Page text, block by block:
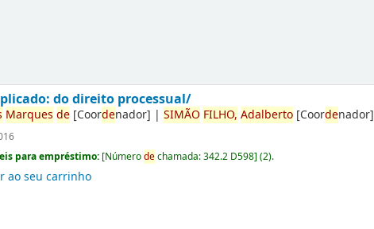
do direito processual/
Marques de [Coordenador] |SIMÃO FILHO, Adalberto [Coordenador]
para empréstimo: [Númerodechamada:342.2 D598](2).
ao seu carrinho